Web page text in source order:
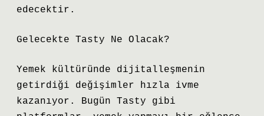
edecektir.
Gelecekte Tasty Ne Olacak?
Yemek kültüründe dijitalleşmenin
getirdiği değişimler hızla ivme
kazanıyor. Bugün Tasty gibi